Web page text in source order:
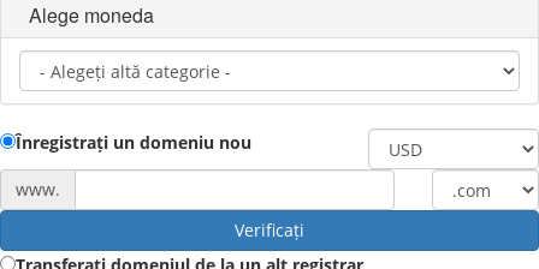
Alege moneda
Înregistrați un domeniu nou
www.
Verificați